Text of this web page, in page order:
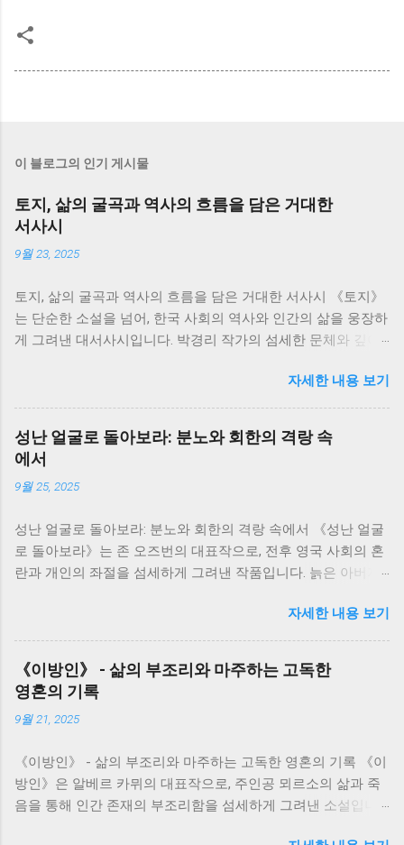
이 블로그의 인기 게시물
토지, 삶의 굴곡과 역사의 흐름을 담은 거대한
서사시
9월 23, 2025
토지, 삶의 굴곡과 역사의 흐름을 담은 거대한 서사시 《토지》
는 단순한 소설을 넘어, 한국 사회의 역사와 인간의 삶을 웅장하
게 그려낸 대서사시입니다. 박경리 작가의 섬세한 문체와 깊이
책 속 세상에 흠뻑 빠져들게 만듭니다. 저는 이 책을 통해 한국
의 근현대사를 생생하게 느끼면서, 동시에 인간 삶의 덧없음과
강인함에 대해 깊이 생각해 볼 수 있었습니다. 소설은 서희의 삶
을 중심으로 전개됩니다. 그녀의 삶은 단순한 개인의 이야기가
아니라, 일제강점기부터 한국전쟁, 그리고 산업화 시대까지 격
동의 시대를 살아온 한국인들의 삶의 축소판과 같습니다. 서희
속에서도 꿋꿋하게 자신의 삶을 지켜나가려는 의지를 보여줍니
다. 그녀의 삶은 마치 끊임없이 흐르는 강물처럼, 때로는 잔잔하
게, 때로는 격렬하게 흘러갑니다. 저는 서희의 삶을 따라가면서,
그리고 그럼에도 불구하고 인간이 지닌 생존과 번영에 대한 강
한 의지를 느낄 수 있었습니다. 소설 속 인물들은 저마다의 고유
한 개성과 사연을 가지고 있습니다. 그들은 서로 얽히고설키며,
복잡한 인간관계를 만들어냅니다. 이러한 인물들의 관계는 단
이기도 합니다. 특히, 봉수와 서희의 관계는 시대적 배경과 맞물
시대의 아픔과 희생을 담고 있으며, 그들의 관계를 통해 저는 사
랑과 이별, 그리고 희생의 의미를 다시 한번 생각해 보게 되었습
니다. 그들의 삶은 비극적인 결말을 맞지만, 그들의 삶은 희망을
잃지 않고 미래를 향해 나아가는 인간의 의지를 보여주는 상징
자세한 내용 보기
성난 얼굴로 돌아보라: 분노와 회한의 격랑 속
에서
9월 25, 2025
성난 얼굴로 돌아보라: 분노와 회한의 격랑 속에서 《성난 얼굴
로 돌아보라》는 존 오즈번의 대표작으로, 전후 영국 사회의 혼
란과 개인의 좌절을 섬세하게 그려낸 작품입니다. 늙은 아버지
화 속에서 흔들리는 인간의 존재와 가족 관계의 의미를 깊이 있
게 사유하게 만듭니다. 저는 이 책을 읽으면서, 단순한 가족극을
넘어, 시대의 아픔과 개인의 고독이 만들어내는 격렬한 감정의
소용돌이를 경험했습니다. 책의 주인공인 지미 포터는 전쟁 후
삶의 낙오자로 전락한 인물입니다. 그는 젊은 시절의 꿈과 열정
을 잃어버리고, 끊임없는 자기혐오와 불안에 시달립니다. 아버
제가 됩니다. 아버지는 낡은 가치관에 집착하며, 변화하는 시대
에 적응하지 못하는 모습을 보여줍니다. 지미는 아버지의 낡은
가치관과 엄격함에 반항하지만, 동시에 아버지에 대한 애증과
자세한 내용 보기
《이방인》 - 삶의 부조리와 마주하는 고독한
영혼의 기록
9월 21, 2025
《이방인》 - 삶의 부조리와 마주하는 고독한 영혼의 기록 《이
방인》은 알베르 카뮈의 대표작으로, 주인공 뫼르소의 삶과 죽
음을 통해 인간 존재의 부조리함을 섬세하게 그려낸 소설입니